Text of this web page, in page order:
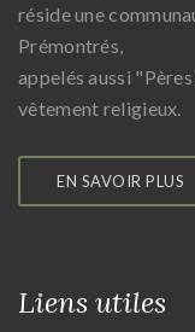
réside une
Prémontrés,
appelés aussi
vêtement religieux.
EN SAVOIR PLUS
Liens utiles